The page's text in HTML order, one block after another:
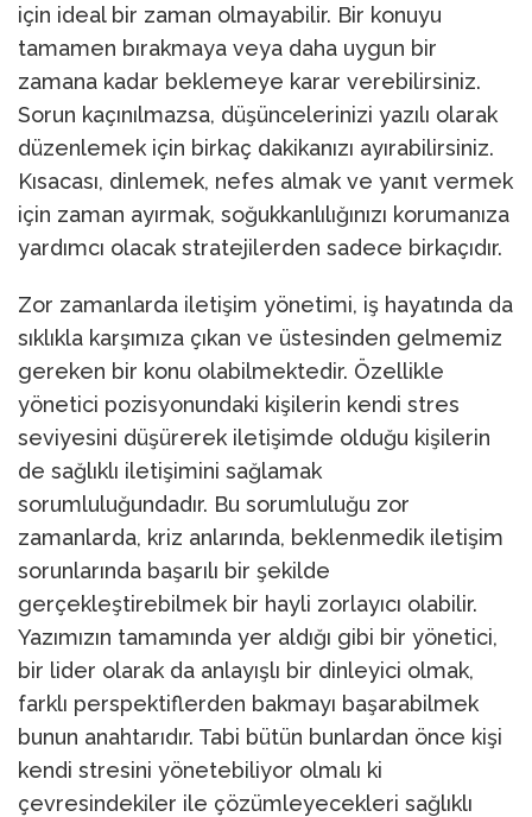
için ideal bir zaman olmayabilir. Bir konuyu
tamamen bırakmaya veya daha uygun bir
zamana kadar beklemeye karar verebilirsiniz.
Sorun kaçınılmazsa, düşüncelerinizi yazılı olarak
düzenlemek için birkaç dakikanızı ayırabilirsiniz.
Kısacası, dinlemek, nefes almak ve yanıt vermek
için zaman ayırmak, soğukkanlılığınızı korumanıza
yardımcı olacak stratejilerden sadece birkaçıdır.
Zor zamanlarda iletişim yönetimi, iş hayatında da
sıklıkla karşımıza çıkan ve üstesinden gelmemiz
gereken bir konu olabilmektedir. Özellikle
yönetici pozisyonundaki kişilerin kendi stres
seviyesini düşürerek iletişimde olduğu kişilerin
de sağlıklı iletişimini sağlamak
sorumluluğundadır. Bu sorumluluğu zor
zamanlarda, kriz anlarında, beklenmedik iletişim
sorunlarında başarılı bir şekilde
gerçekleştirebilmek bir hayli zorlayıcı olabilir.
Yazımızın tamamında yer aldığı gibi bir yönetici,
bir lider olarak da anlayışlı bir dinleyici olmak,
farklı perspektiflerden bakmayı başarabilmek
bunun anahtarıdır. Tabi bütün bunlardan önce kişi
kendi stresini yönetebiliyor olmalı ki
çevresindekiler ile çözümleyecekleri sağlıklı